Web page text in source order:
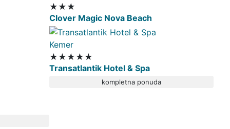
★★★
Clover Magic Nova Beach
Kemer
★★★★★
Transatlantik Hotel & Spa
kompletna ponuda